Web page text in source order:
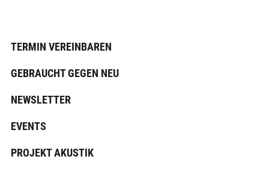
TERMIN VEREINBAREN
GEBRAUCHT GEGEN NEU
NEWSLETTER
EVENTS
PROJEKT AKUSTIK